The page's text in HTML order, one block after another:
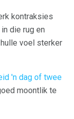
kontraksies
die rug en
voel sterker
'n dag of twee
moontlik te